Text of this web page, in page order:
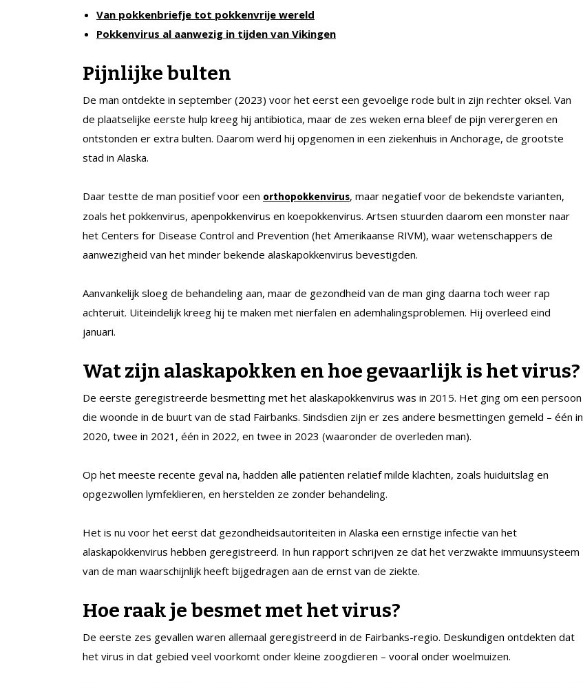
Van pokkenbriefje tot pokkenvrije wereld
Pokkenvirus al aanwezig in tijden van Vikingen
Pijnlijke bulten
De man ontdekte in september (2023) voor het eerst een gevoelige rode bult in zijn rechter oksel. Van
de plaatselijke eerste hulp kreeg hij antibiotica, maar de zes weken erna bleef de pijn verergeren en
ontstonden er extra bulten. Daarom werd hij opgenomen in een ziekenhuis in Anchorage, de grootste
stad in Alaska.
Daar testte de man positief voor een orthopokkenvirus, maar negatief voor de bekendste varianten,
zoals het pokkenvirus, apenpokkenvirus en koepokkenvirus. Artsen stuurden daarom een monster naar
het Centers for Disease Control and Prevention (het Amerikaanse RIVM), waar wetenschappers de
aanwezigheid van het minder bekende alaskapokkenvirus bevestigden.
Aanvankelijk sloeg de behandeling aan, maar de gezondheid van de man ging daarna toch weer rap
achteruit. Uiteindelijk kreeg hij te maken met nierfalen en ademhalingsproblemen. Hij overleed eind
januari.
Wat zijn alaskapokken en hoe gevaarlijk is het virus?
De eerste geregistreerde besmetting met het alaskapokkenvirus was in 2015. Het ging om een persoon
die woonde in de buurt van de stad Fairbanks. Sindsdien zijn er zes andere besmettingen gemeld – één in
2020, twee in 2021, één in 2022, en twee in 2023 (waaronder de overleden man).
Op het meeste recente geval na, hadden alle patiënten relatief milde klachten, zoals huiduitslag en
opgezwollen lymfeklieren, en herstelden ze zonder behandeling.
Het is nu voor het eerst dat gezondheidsautoriteiten in Alaska een ernstige infectie van het
alaskapokkenvirus hebben geregistreerd. In hun rapport schrijven ze dat het verzwakte immuunsysteem
van de man waarschijnlijk heeft bijgedragen aan de ernst van de ziekte.
Hoe raak je besmet met het virus?
De eerste zes gevallen waren allemaal geregistreerd in de Fairbanks-regio. Deskundigen ontdekten dat
het virus in dat gebied veel voorkomt onder kleine zoogdieren – vooral onder woelmuizen.